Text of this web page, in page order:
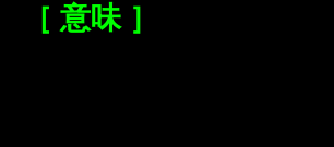
［ 意味 ］